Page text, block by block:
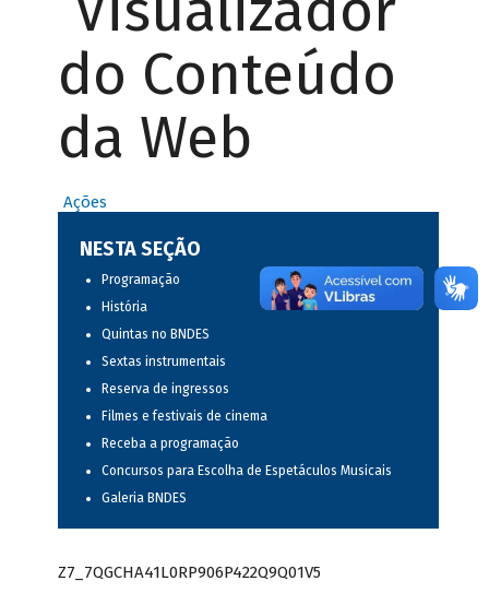
do Conteúdo
da Web
Ações
NESTA SEÇÃO
Programação
História
Quintas no BNDES
Sextas instrumentais
Reserva de ingressos
Filmes e festivais de cinema
Receba a programação
Concursos para Escolha de Espetáculos Musicais
Galeria BNDES
Z7_7QGCHA41L0RP906P422Q9Q01V5